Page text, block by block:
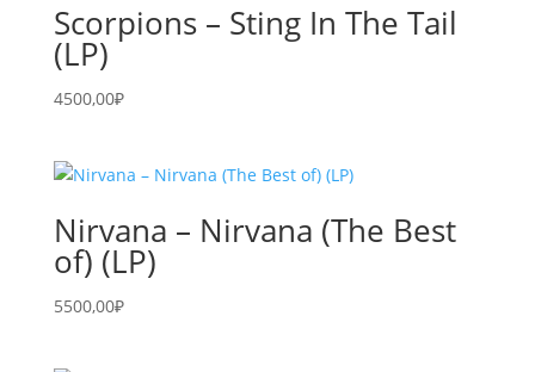
Scorpions – Sting In The Tail
(LP)
4500,00₽
Nirvana – Nirvana (The Best
of) (LP)
5500,00₽